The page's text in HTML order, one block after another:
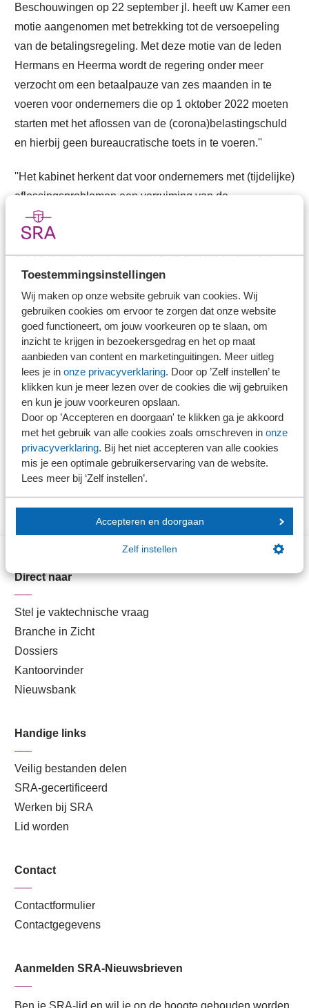
Toestemmingsinstellingen
Wij maken op onze website gebruik van cookies. Wij
gebruiken cookies om ervoor te zorgen dat onze website
goed functioneert, om jouw voorkeuren op te slaan, om
inzicht te krijgen in bezoekersgedrag en het op maat
aanbieden van content en marketinguitingen. Meer uitleg
lees je in onze privacyverklaring. Door op ’Zelf instellen’ te
klikken kun je meer lezen over de cookies die wij gebruiken
en kun je jouw voorkeuren opslaan.
Door op ’Accepteren en doorgaan' te klikken ga je akkoord
met het gebruik van alle cookies zoals omschreven in onze
privacyverklaring. Bij het niet accepteren van alle cookies
mis je een optimale gebruikerservaring van de website.
Lees meer bij ‘Zelf instellen’.
Accepteren en doorgaan
Zelf instellen
Beschouwingen op 22 september jl. heeft uw Kamer een
motie aangenomen met betrekking tot de versoepeling
van de betalingsregeling. Met deze motie van de leden
Hermans en Heerma wordt de regering onder meer
verzocht om een betaalpauze van zes maanden in te
voeren voor ondernemers die op 1 oktober 2022 moeten
starten met het aflossen van de (corona)belastingschuld
en hierbij geen bureaucratische toets in te voeren.''
''Het kabinet herkent dat voor ondernemers met (tijdelijke)
aflossingsproblemen een verruiming van de
betaalpauzemogelijkheid, van drie naar maximaal zes
maanden, kan helpen in deze uitzonderlijke tijden. De
versoepeling van de betalingsregeling zal zo worden
aangepast, dat ondernemers met belastinguitstel
eenmalig een betaalpauze van maximaal zes maanden
kunnen krijgen.''
''Om hiervoor in aanmerking te komen wordt de
ondernemer gevraagd om een schriftelijk gemotiveerd
verzoek in te dienen waaruit aflossingsproblematiek
blijkt. Daarnaast geldt als voorwaarde dat de reguliere
betalingsverplichtingen (zoals de maandelijkse afdracht
omzetbelasting en loonheffingen) vanaf 1 april zijn
nagekomen.''
Direct naar
Stel je vaktechnische vraag
Branche in Zicht
Dossiers
Kantoorvinder
Nieuwsbank
Handige links
Veilig bestanden delen
SRA-gecertificeerd
Werken bij SRA
Lid worden
Contact
Contactformulier
Contactgegevens
Aanmelden SRA-Nieuwsbrieven
Ben je SRA-lid en wil je op de hoogte gehouden worden